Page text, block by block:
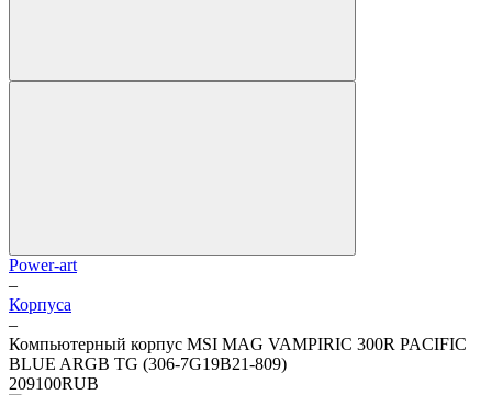
Power-art
–
Корпуса
–
Компьютерный корпус MSI MAG VAMPIRIC 300R PACIFIC
BLUE ARGB TG (306-7G19B21-809)
209100RUB